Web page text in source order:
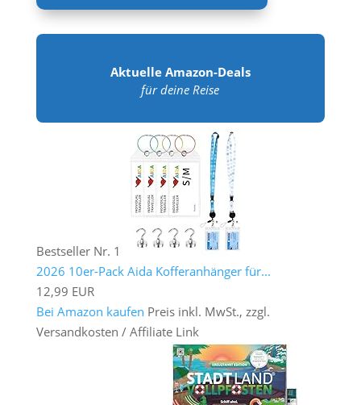
Aktuelle Amazon-Deals
für deine Reise
Bestseller Nr. 1
2026 10er-Pack Aida Kofferanhänger für...
12,99 EUR
Bei Amazon kaufen Preis inkl. MwSt., zzgl.
Versandkosten / Affiliate Link